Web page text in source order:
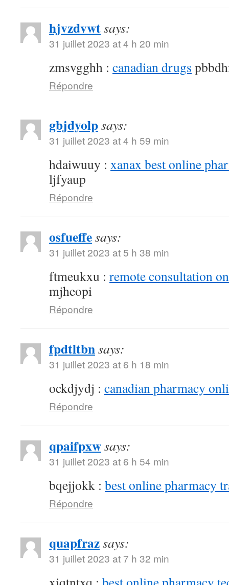
hjvzdvwtsays:
31 juillet 2023 at 4 h 20 min
zmsvgghh : canadian drugs
Répondre
gbjdyolpsays:
31 juillet 2023 at 4 h 59 min
hdaiwuuy : xanax best online
ljfyaup
Répondre
osfueffesays:
31 juillet 2023 at 5 h 38 min
ftmeukxu : remote consultation
mjheopi
Répondre
fpdtltbnsays:
31 juillet 2023 at 6 h 18 min
ockdjydj : canadian pharmacy
Répondre
qpaifpxwsays:
31 juillet 2023 at 6 h 54 min
bqejjokk : best online pharmacy
Répondre
quapfrazsays:
31 juillet 2023 at 7 h 32 min